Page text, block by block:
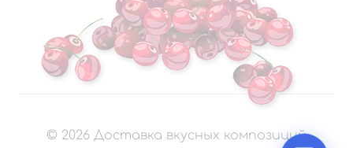
© 2026 Доставка вкусных композиций